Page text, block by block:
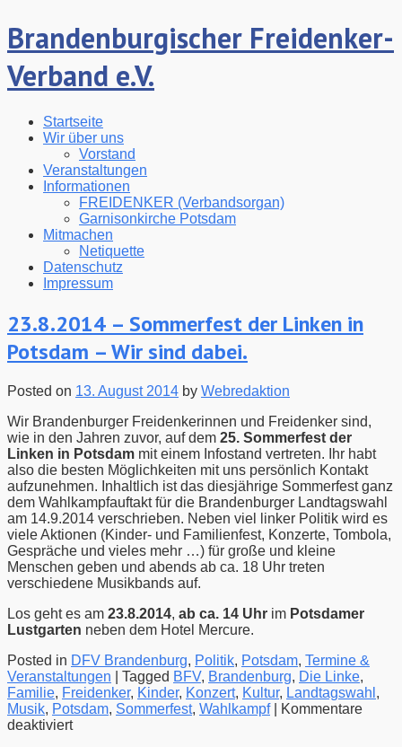
Brandenburgischer Freidenker-
Verband e.V.
Startseite
Wir über uns
Vorstand
Veranstaltungen
Informationen
FREIDENKER (Verbandsorgan)
Garnisonkirche Potsdam
Mitmachen
Netiquette
Datenschutz
Impressum
23.8.2014 – Sommerfest der Linken in
Potsdam – Wir sind dabei.
Posted on 13. August 2014 by Webredaktion
Wir Brandenburger Freidenkerinnen und Freidenker sind,
wie in den Jahren zuvor, auf dem 25. Sommerfest der
Linken in Potsdam mit einem Infostand vertreten. Ihr habt
also die besten Möglichkeiten mit uns persönlich Kontakt
aufzunehmen. Inhaltlich ist das diesjährige Sommerfest ganz
dem Wahlkampfauftakt für die Brandenburger Landtagswahl
am 14.9.2014 verschrieben. Neben viel linker Politik wird es
viele Aktionen (Kinder- und Familienfest, Konzerte, Tombola,
Gespräche und vieles mehr …) für große und kleine
Menschen geben und abends ab ca. 18 Uhr treten
verschiedene Musikbands auf.
Los geht es am 23.8.2014, ab ca. 14 Uhr im Potsdamer
Lustgarten neben dem Hotel Mercure.
Posted in DFV Brandenburg, Politik, Potsdam, Termine &
Veranstaltungen
Tagged BFV, Brandenburg, Die Linke,
Familie, Freidenker, Kinder, Konzert, Kultur, Landtagswahl ,
Musik, Potsdam, Sommerfest, Wahlkampf
Kommentare
deaktiviertfür